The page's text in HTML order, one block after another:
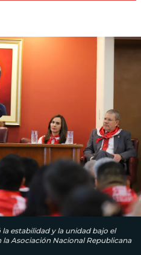
estabilidad y la unidad bajo el
la Asociación Nacional Republicana